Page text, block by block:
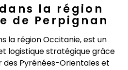
la région
de Perpignan
la région Occitanie, est un
logistique stratégique grâce
Pyrénées-Orientales et